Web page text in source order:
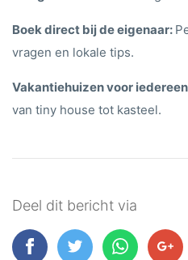
Boek direct bij de eigenaar:
vragen en lokale tips.
Vakantiehuizen voor
van tiny house tot kasteel.
Deel dit bericht via